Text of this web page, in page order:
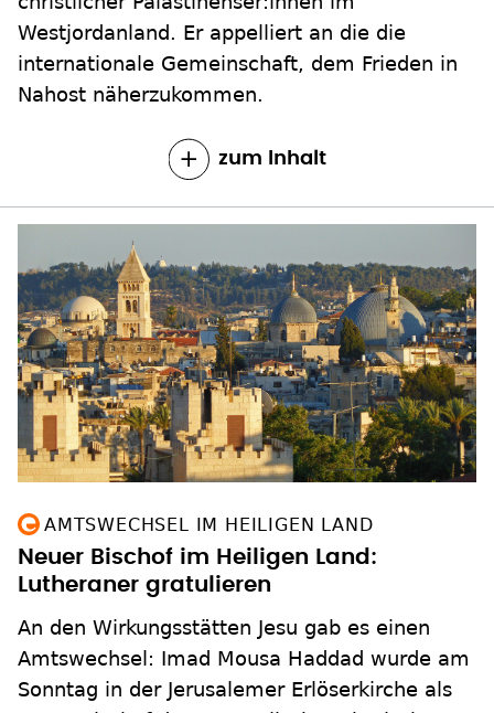
Westjordanland. Er appelliert an die die
internationale Gemeinschaft, dem Frieden in
Nahost näherzukommen.
zum Inhalt
AMTSWECHSEL IM HEILIGEN LAND
Neuer Bischof im Heiligen Land:
Lutheraner gratulieren
An den Wirkungsstätten Jesu gab es einen
Amtswechsel: Imad Mousa Haddad wurde am
Sonntag in der Jerusalemer Erlöserkirche als